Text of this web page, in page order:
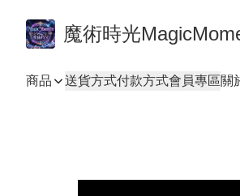
魔術時光
商品 送貨方式付款方式會員專區關